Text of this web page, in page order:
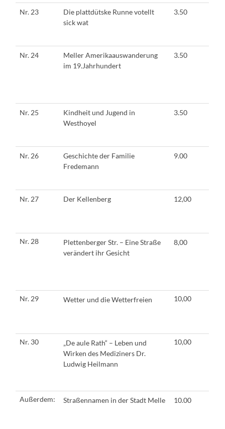
Nr. 23
Die plattdütske Runne votellt
sick wat
3.50
Nr. 24
Meller Amerikaauswanderung
im 19.Jahrhundert
3.50
Nr. 25
Kindheit und Jugend in
Westhoyel
3.50
Nr. 26
Geschichte der Familie
Fredemann
9.00
Nr. 27 Der Kellenberg 12,00
Nr. 28
Plettenberger Str. – Eine Straße
verändert ihr Gesicht
8,00
Nr. 29 Wetter und die Wetterfreien 10,00
Nr. 30
„De aule Rath“ – Leben und
Wirken des Mediziners Dr.
Ludwig Heilmann
10,00
Außerdem: Straßennamen in der Stadt Melle 10.00